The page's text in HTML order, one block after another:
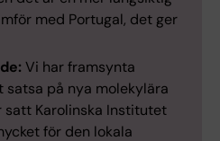
med Portugal, det ger
Vi har framsynta
satsa på nya molekylära
satt Karolinska Institutet
för den lokala